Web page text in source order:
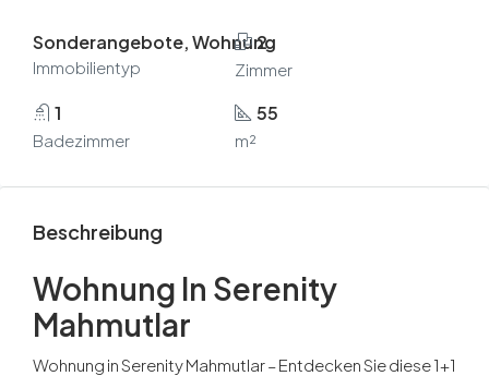
Sonderangebote, Wohnung
Immobilientyp
2
Zimmer
1
Badezimmer
55
m²
Beschreibung
Wohnung In Serenity
Mahmutlar
Wohnung in Serenity Mahmutlar – Entdecken Sie diese 1+1